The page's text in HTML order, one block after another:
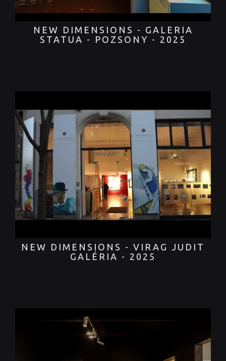
NEW DIMENSIONS - GALERIA
STATUA - POZSONY - 2025
NEW DIMENSIONS - VIRAG JUDIT
GALÉRIA - 2025